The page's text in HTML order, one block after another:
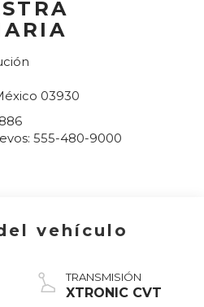
03930
555-480-9000
vehículo
TRANSMISIÓN
XTRONIC CVT